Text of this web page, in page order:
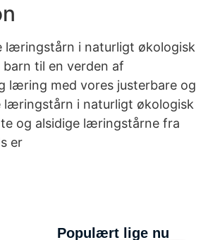
læringstårn i naturligt økologisk
til en verden af
læring med vores justerbare og
læringstårn i naturligt økologisk
og alsidige læringstårne fra
er
Populært lige nu